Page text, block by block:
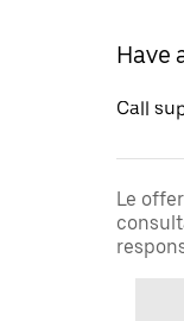
Have
Call
Le